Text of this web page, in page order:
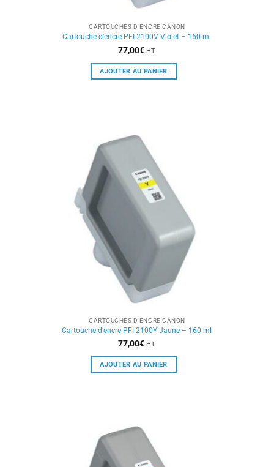
CARTOUCHES D'ENCRE CANON
Cartouche d’encre PFI-2100V Violet – 160 ml
77,00€ HT
AJOUTER AU PANIER
CARTOUCHES D'ENCRE CANON
Cartouche d’encre PFI-2100Y Jaune – 160 ml
77,00€ HT
AJOUTER AU PANIER